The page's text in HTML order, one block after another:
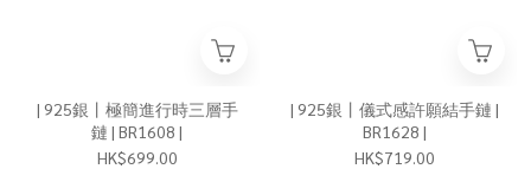
| 925銀丨極簡進行時三層手
鏈 | BR1608 |
HK$699.00
| 925銀丨儀式感許願結手鏈 |
BR1628 |
HK$719.00